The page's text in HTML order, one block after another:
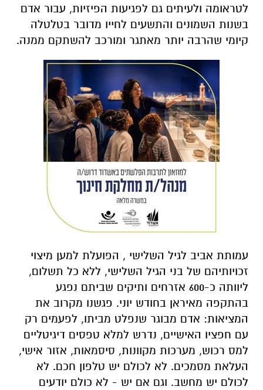
לטראומה ולעיתים גם לפגיעות הפיזיות, עבור אדם
בשנות השמונים והתשעים לחייו מדובר בטלטלה
קיומי שהרבה יותר מאתגר ומורכב להשתקם ממנה.
עמותת אביב לגיל השלישי , הפועלת למען מיצוי
זכויותיהם של בני הגיל השלישי, ללא כל תשלום,
ליוותה כ-600 אזרחים ותיקים שביתם נפגע
בהתקפה מאיראן בחודש יוני. פגשנו מקרוב את
המציאות: אדם מבוגר שנפלט מביתו, לפעמים רק
עם חפציו האישיים, נדרש למלא טפסים דיגיטליים
למס רכוש, מערכות מקוונות, סיסמאות, אזור אישי,
העלאת מסמכים. לא לכולם יש טלפון חכם. לא
לכולם יש מחשב. וגם אם יש - לא כולם יודעים